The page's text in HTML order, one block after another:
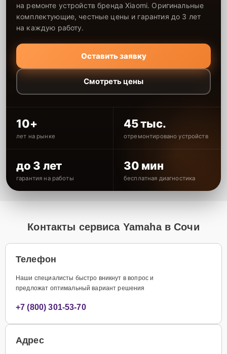
на ремонте устройств бренда Xiaomi. Оригинальные
комплектующие, честные цены и гарантия до 3 лет
на каждую работу.
Оставить заявку
Смотреть цены
10+
лет на рынке
45 тыс.
отремонтировано устройств
до 3 лет
гарантия на работы
30 мин
бесплатная диагностика
Контакты сервиса Yamaha в Сочи
Телефон
Наши специалисты быстро вникнут в вопрос и
предложат оптимальный вариант решения
+7 (800) 301-53-70
Адрес